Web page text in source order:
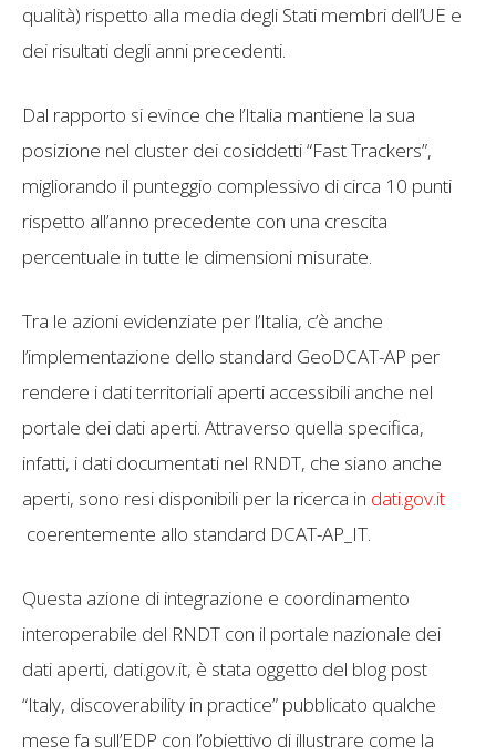
qualità) rispetto alla media degli Stati membri dell’UE e
dei risultati degli anni precedenti.
Dal rapporto si evince che l’Italia mantiene la sua
posizione nel cluster dei cosiddetti “Fast Trackers”,
migliorando il punteggio complessivo di circa 10 punti
rispetto all’anno precedente con una crescita
percentuale in tutte le dimensioni misurate.
Tra le azioni evidenziate per l’Italia, c’è anche
l’implementazione dello standard GeoDCAT-AP per
rendere i dati territoriali aperti accessibili anche nel
portale dei dati aperti. Attraverso quella specifica,
infatti, i dati documentati nel RNDT, che siano anche
aperti, sono resi disponibili per la ricerca in dati.gov.it
coerentemente allo standard DCAT-AP_IT.
Questa azione di integrazione e coordinamento
interoperabile del RNDT con il portale nazionale dei
dati aperti, dati.gov.it, è stata oggetto del blog post
“Italy, discoverability in practice” pubblicato qualche
mese fa sull’EDP con l’obiettivo di illustrare come la